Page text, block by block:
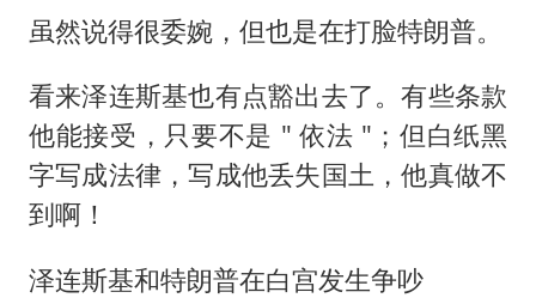
虽然说得很委婉，但也是在打脸特朗普。
看来泽连斯基也有点豁出去了。有些条款
他能接受，只要不是 " 依法 "；但白纸黑
字写成法律，写成他丢失国土，他真做不
到啊！
泽连斯基和特朗普在白宫发生争吵